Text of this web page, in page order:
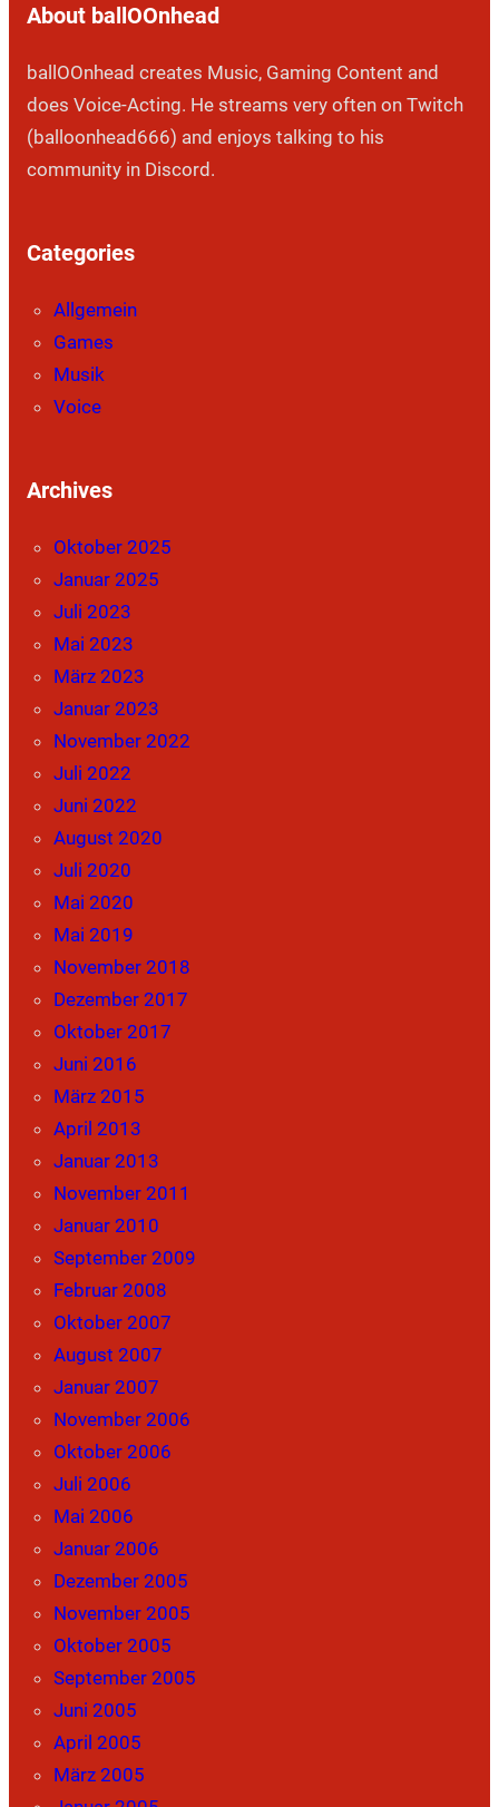
About ballOOnhead
ballOOnhead creates Music, Gaming Content and
does Voice-Acting. He streams very often on Twitch
(balloonhead666) and enjoys talking to his
community in Discord.
Categories
Allgemein
Games
Musik
Voice
Archives
Oktober 2025
Januar 2025
Juli 2023
Mai 2023
März 2023
Januar 2023
November 2022
Juli 2022
Juni 2022
August 2020
Juli 2020
Mai 2020
Mai 2019
November 2018
Dezember 2017
Oktober 2017
Juni 2016
März 2015
April 2013
Januar 2013
November 2011
Januar 2010
September 2009
Februar 2008
Oktober 2007
August 2007
Januar 2007
November 2006
Oktober 2006
Juli 2006
Mai 2006
Januar 2006
Dezember 2005
November 2005
Oktober 2005
September 2005
Juni 2005
April 2005
März 2005